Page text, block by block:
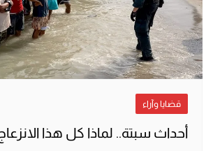
قضايا وآراء
أحداث سبتة.. لماذا كل هذا